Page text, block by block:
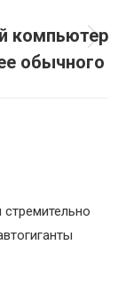
компьютер
обычного